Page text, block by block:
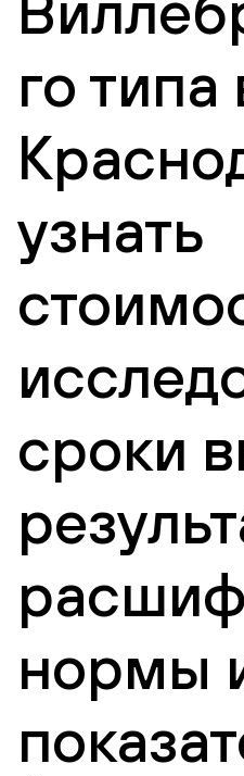
го типа
узнать
сроки
нормы